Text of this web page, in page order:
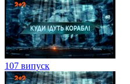
107 випуск